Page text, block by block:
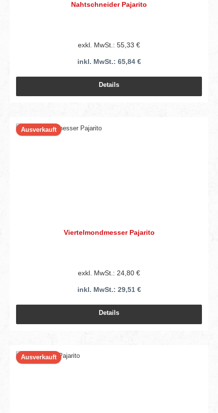
Nahtschneider Pajarito
exkl. MwSt.: 55,33 €
inkl. MwSt.: 65,84 €
Details
Ausverkauft
Viertelmondmesser Pajarito
exkl. MwSt.: 24,80 €
inkl. MwSt.: 29,51 €
Details
Ausverkauft